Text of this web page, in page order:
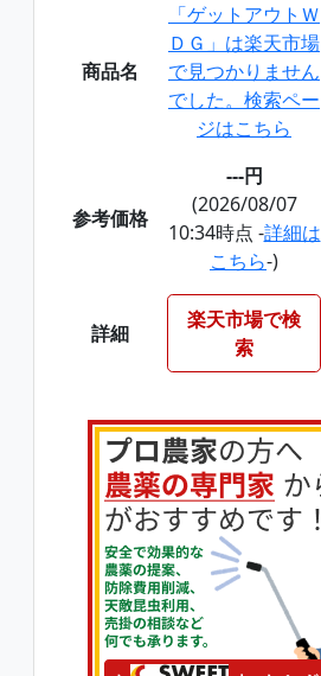
商品名
「ゲットアウトＷ
ＤＧ」は楽天市場
で見つかりません
でした。検索ペー
ジはこちら
参考価格
---円
(2026/08/07
10:34時点 -詳細は
こちら-)
詳細
楽天市場で検
索